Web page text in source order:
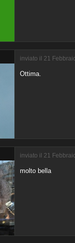
inviato il 21
Ottima.
inviato il 21
molto bella